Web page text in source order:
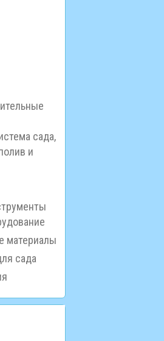
сада,
и
материалы
сада